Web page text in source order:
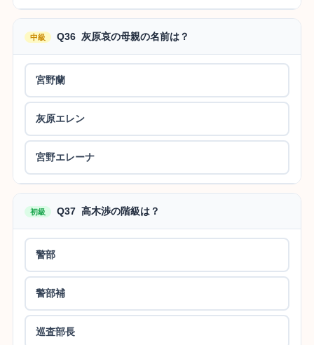
中級 Q36 灰原哀の母親の名前は？
宮野蘭
灰原エレン
宮野エレーナ
初級 Q37 高木渉の階級は？
警部
警部補
巡査部長